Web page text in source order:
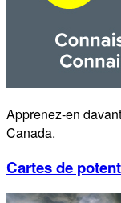
Apprenez-en
Canada.
Cartes de